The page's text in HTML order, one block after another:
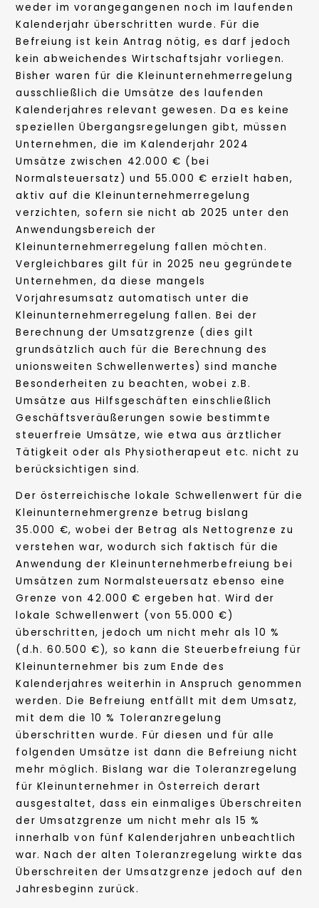
weder im vorangegangenen noch im laufenden
Kalenderjahr überschritten wurde. Für die
Befreiung ist kein Antrag nötig, es darf jedoch
kein abweichendes Wirtschaftsjahr vorliegen.
Bisher waren für die Kleinunternehmerregelung
ausschließlich die Umsätze des laufenden
Kalenderjahres relevant gewesen. Da es keine
speziellen Übergangsregelungen gibt, müssen
Unternehmen, die im Kalenderjahr 2024
Umsätze zwischen 42.000 € (bei
Normalsteuersatz) und 55.000 € erzielt haben,
aktiv auf die Kleinunternehmerregelung
verzichten, sofern sie nicht ab 2025 unter den
Anwendungsbereich der
Kleinunternehmerregelung fallen möchten.
Vergleichbares gilt für in 2025 neu gegründete
Unternehmen, da diese mangels
Vorjahresumsatz automatisch unter die
Kleinunternehmerregelung fallen. Bei der
Berechnung der Umsatzgrenze (dies gilt
grundsätzlich auch für die Berechnung des
unionsweiten Schwellenwertes) sind manche
Besonderheiten zu beachten, wobei z.B.
Umsätze aus Hilfsgeschäften einschließlich
Geschäftsveräußerungen sowie bestimmte
steuerfreie Umsätze, wie etwa aus ärztlicher
Tätigkeit oder als Physiotherapeut etc. nicht zu
berücksichtigen sind.
Der österreichische lokale Schwellenwert für die
Kleinunternehmergrenze betrug bislang
35.000 €, wobei der Betrag als Nettogrenze zu
verstehen war, wodurch sich faktisch für die
Anwendung der Kleinunternehmerbefreiung bei
Umsätzen zum Normalsteuersatz ebenso eine
Grenze von 42.000 € ergeben hat. Wird der
lokale Schwellenwert (von 55.000 €)
überschritten, jedoch um nicht mehr als 10 %
(d.h. 60.500 €), so kann die Steuerbefreiung für
Kleinunternehmer bis zum Ende des
Kalenderjahres weiterhin in Anspruch genommen
werden. Die Befreiung entfällt mit dem Umsatz,
mit dem die 10 % Toleranzregelung
überschritten wurde. Für diesen und für alle
folgenden Umsätze ist dann die Befreiung nicht
mehr möglich. Bislang war die Toleranzregelung
für Kleinunternehmer in Österreich derart
ausgestaltet, dass ein einmaliges Überschreiten
der Umsatzgrenze um nicht mehr als 15 %
innerhalb von fünf Kalenderjahren unbeachtlich
war. Nach der alten Toleranzregelung wirkte das
Überschreiten der Umsatzgrenze jedoch auf den
Jahresbeginn zurück.